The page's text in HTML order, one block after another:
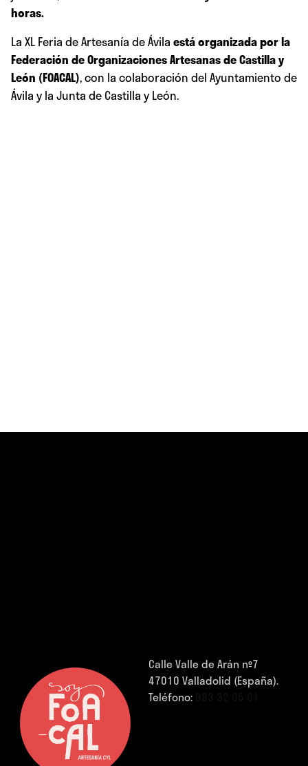
horas.
La XL Feria de Artesanía de Ávila está organizada por la
Federación de Organizaciones Artesanas de Castilla y
León (FOACAL), con la colaboración del Ayuntamiento de
Ávila y la Junta de Castilla y León.
Calle Valle de Arán nº7
47010 Valladolid (España).
Teléfono: